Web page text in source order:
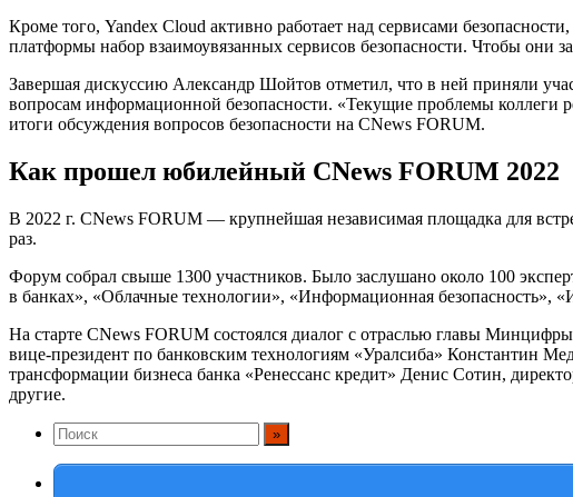
Кроме того, Yandex Cloud активно работает над сервисами
платформы набор взаимоувязанных сервисов безопасности. Чтобы
Завершая дискуссию Александр Шойтов отметил, что в ней приняли
вопросам информационной безопасности. «Текущие проблемы коллеги
итоги обсуждения вопросов безопасности на CNews FORUM.
Как прошел юбилейный CNews FORUM 2022
В 2022 г. CNews FORUM — крупнейшая независимая площадка для
раз.
Форум собрал свыше 1300 участников. Было заслушано около 100
в банках», «Облачные технологии», «Информационная безопасность»,
На старте CNews FORUM состоялся диалог с отраслью главы
вице-президент по банковским технологиям «Уралсиба» Константин
трансформации бизнеса банка «Ренессанс кредит» Денис Сотин,
другие.